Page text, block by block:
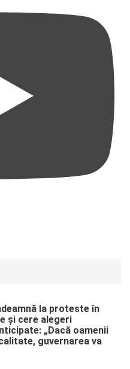
la proteste în
și cere alegeri
„Dacă oamenii
guvernarea va